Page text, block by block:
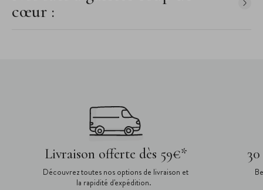
cœur :
Livraison offerte dès 59€*
Découvrez toutes nos options de livraison et
la rapidité d'expédition.